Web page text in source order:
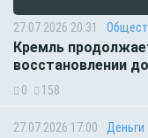
27.07.2026 20:31
Кремль
восстановлении
0 158
27.07.2026 17:00 Деньги